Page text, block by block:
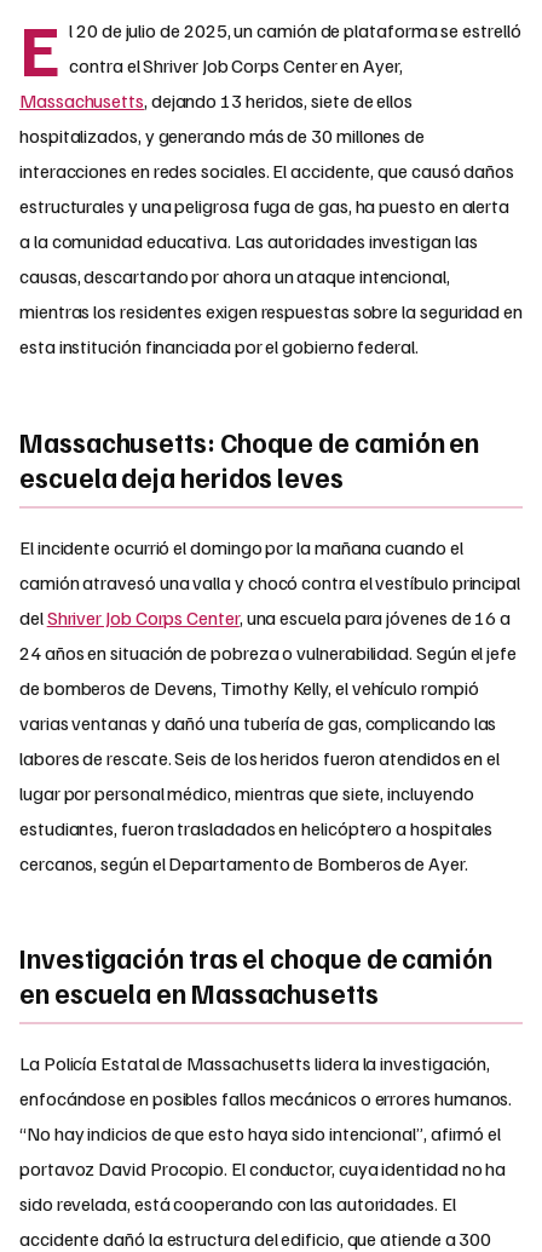
E l 20 de julio de 2025, un camión de plataforma se estrelló
contra el Shriver Job Corps Center en Ayer,
Massachusetts, dejando 13 heridos, siete de ellos
hospitalizados, y generando más de 30 millones de
interacciones en redes sociales. El accidente, que causó daños
estructurales y una peligrosa fuga de gas, ha puesto en alerta
a la comunidad educativa. Las autoridades investigan las
causas, descartando por ahora un ataque intencional,
mientras los residentes exigen respuestas sobre la seguridad en
esta institución financiada por el gobierno federal.
Massachusetts: Choque de camión en
escuela deja heridos leves
El incidente ocurrió el domingo por la mañana cuando el
camión atravesó una valla y chocó contra el vestíbulo principal
delShriver Job Corps Center, una escuela para jóvenes de 16 a
24 años en situación de pobreza o vulnerabilidad. Según el jefe
de bomberos de Devens, Timothy Kelly, el vehículo rompió
varias ventanas y dañó una tubería de gas, complicando las
labores de rescate. Seis de los heridos fueron atendidos en el
lugar por personal médico, mientras que siete, incluyendo
estudiantes, fueron trasladados en helicóptero a hospitales
cercanos, según el Departamento de Bomberos de Ayer.
Investigación tras el choque de camión
en escuela en Massachusetts
La Policía Estatal de Massachusetts lidera la investigación,
enfocándose en posibles fallos mecánicos o errores humanos.
“No hay indicios de que esto haya sido intencional”, afirmó el
portavoz David Procopio. El conductor, cuya identidad no ha
sido revelada, está cooperando con las autoridades. El
accidente dañó la estructura del edificio, que atiende a 300